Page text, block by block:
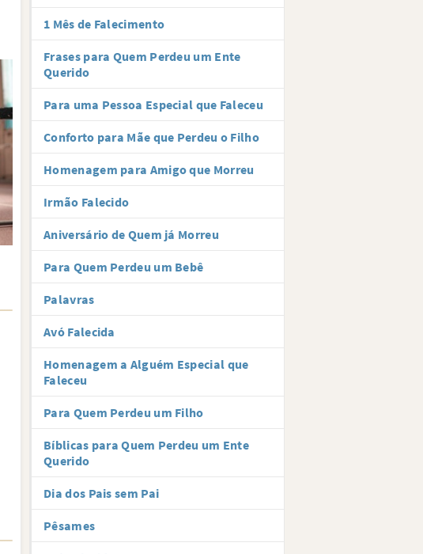
1 Mês de Falecimento
Frases para Quem Perdeu um Ente
Querido
Para uma Pessoa Especial que Faleceu
Conforto para Mãe que Perdeu o Filho
Homenagem para Amigo que Morreu
Irmão Falecido
Aniversário de Quem já Morreu
Para Quem Perdeu um Bebê
Palavras
Avó Falecida
Homenagem a Alguém Especial que
Faleceu
Para Quem Perdeu um Filho
Bíblicas para Quem Perdeu um Ente
Querido
Dia dos Pais sem Pai
Pêsames